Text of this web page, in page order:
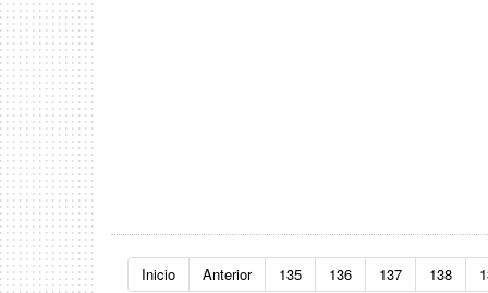
Inicio Anterior 135 136 137 138